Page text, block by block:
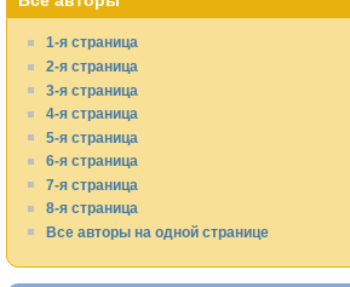
1-я страница
2-я страница
3-я страница
4-я страница
5-я страница
6-я страница
7-я страница
8-я страница
Все авторы на одной странице